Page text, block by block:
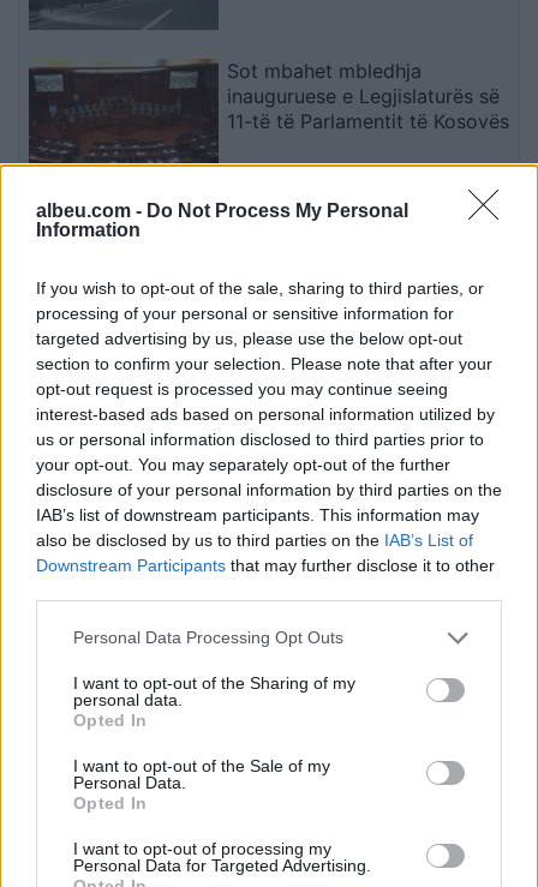
albeu.com - Do Not Process My Personal
Information
If you wish to opt-out of the sale, sharing to third parties, or
processing of your personal or sensitive information for
targeted advertising by us, please use the below opt-out
section to confirm your selection. Please note that after your
opt-out request is processed you may continue seeing
interest-based ads based on personal information utilized by
us or personal information disclosed to third parties prior to
your opt-out. You may separately opt-out of the further
disclosure of your personal information by third parties on the
IAB’s list of downstream participants. This information may
also be disclosed by us to third parties on the IAB’s List of
Downstream Participants that may further disclose it to other
Personal Data Processing Opt Outs
I want to opt-out of the Sharing of my
personal data.
Opted In
I want to opt-out of the Sale of my
Personal Data.
Opted In
I want to opt-out of processing my
Personal Data for Targeted Advertising.
Sot mbahet mbledhja
inauguruese e Legjislaturës së
11-të të Parlamentit të Kosovës
Këmbimi valutor/ Me sa blihen
Esim for Global|Esim for Europe
for Turkey|Esim for Germany|Esim for Greece |